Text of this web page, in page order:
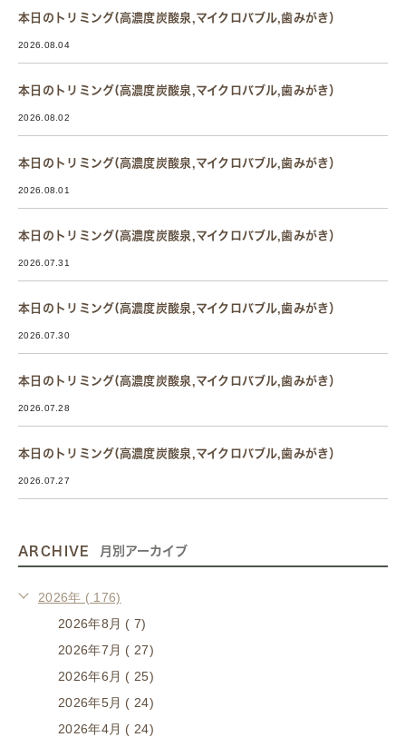
本日のトリミング(高濃度炭酸泉,マイクロバブル,歯みがき）
2026.08.04
本日のトリミング(高濃度炭酸泉,マイクロバブル,歯みがき）
2026.08.02
本日のトリミング(高濃度炭酸泉,マイクロバブル,歯みがき）
2026.08.01
本日のトリミング(高濃度炭酸泉,マイクロバブル,歯みがき）
2026.07.31
本日のトリミング(高濃度炭酸泉,マイクロバブル,歯みがき）
2026.07.30
本日のトリミング(高濃度炭酸泉,マイクロバブル,歯みがき）
2026.07.28
本日のトリミング(高濃度炭酸泉,マイクロバブル,歯みがき）
2026.07.27
ARCHIVE 月別アーカイブ
2026年 ( 176)
2026年8月 ( 7)
2026年7月 ( 27)
2026年6月 ( 25)
2026年5月 ( 24)
2026年4月 ( 24)